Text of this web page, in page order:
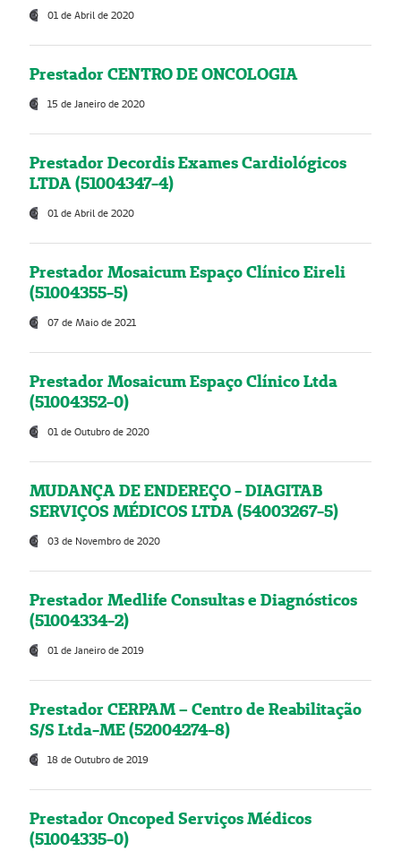
01 de Abril de 2020
Prestador CENTRO DE ONCOLOGIA
15 de Janeiro de 2020
Prestador Decordis Exames Cardiológicos
LTDA (51004347-4)
01 de Abril de 2020
Prestador Mosaicum Espaço Clínico Eireli
(51004355-5)
07 de Maio de 2021
Prestador Mosaicum Espaço Clínico Ltda
(51004352-0)
01 de Outubro de 2020
MUDANÇA DE ENDEREÇO - DIAGITAB
SERVIÇOS MÉDICOS LTDA (54003267-5)
03 de Novembro de 2020
Prestador Medlife Consultas e Diagnósticos
(51004334-2)
01 de Janeiro de 2019
Prestador CERPAM – Centro de Reabilitação
S/S Ltda-ME (52004274-8)
18 de Outubro de 2019
Prestador Oncoped Serviços Médicos
(51004335-0)